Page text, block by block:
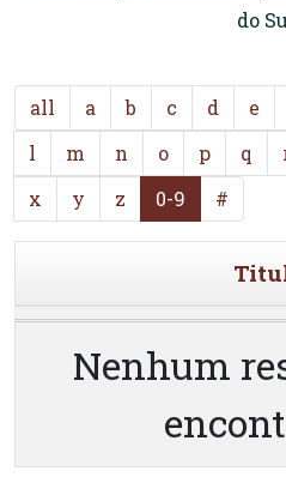
do
all a b c d e
l
m n o p q
x
y z 0-9 #
Nenhum